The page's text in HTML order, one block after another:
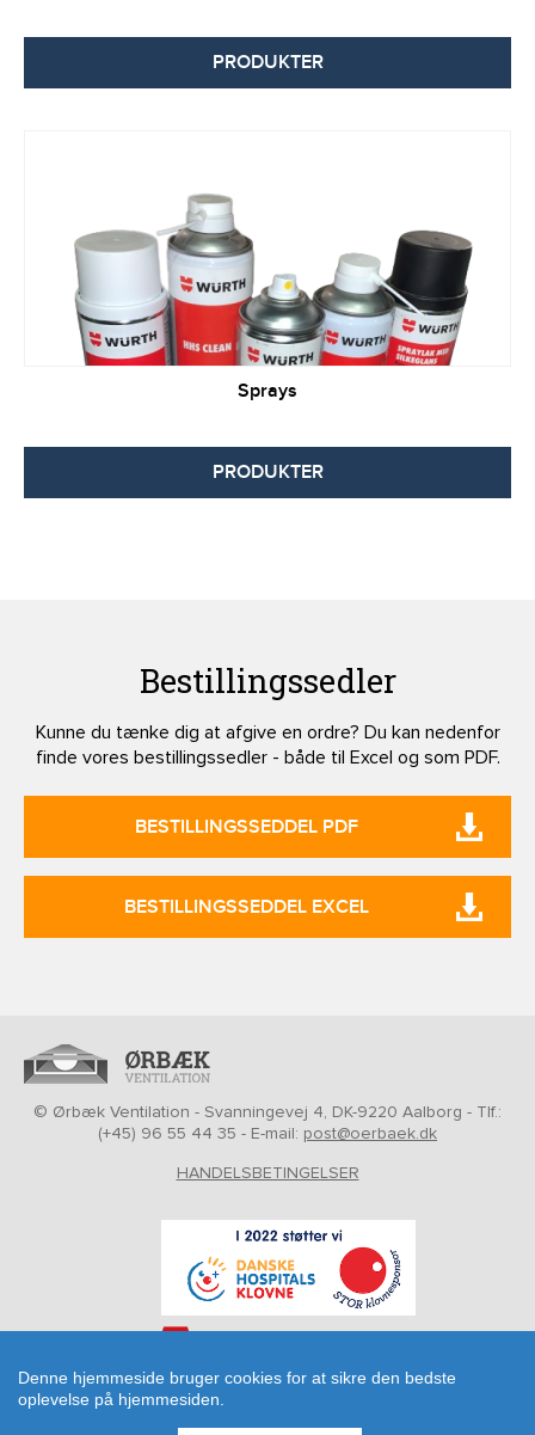
PRODUKTER
Sprays
PRODUKTER
Bestillingssedler
Kunne du tænke dig at afgive en ordre? Du kan nedenfor
finde vores bestillingssedler - både til Excel og som PDF.
BESTILLINGSSEDDEL PDF
BESTILLINGSSEDDEL EXCEL
© Ørbæk Ventilation - Svanningevej 4, DK-9220 Aalborg - Tlf.:
(+45) 96 55 44 35 - E-mail: post@oerbaek.dk
HANDELSBETINGELSER
Denne hjemmeside bruger cookies for at sikre den bedste
oplevelse på hjemmesiden.